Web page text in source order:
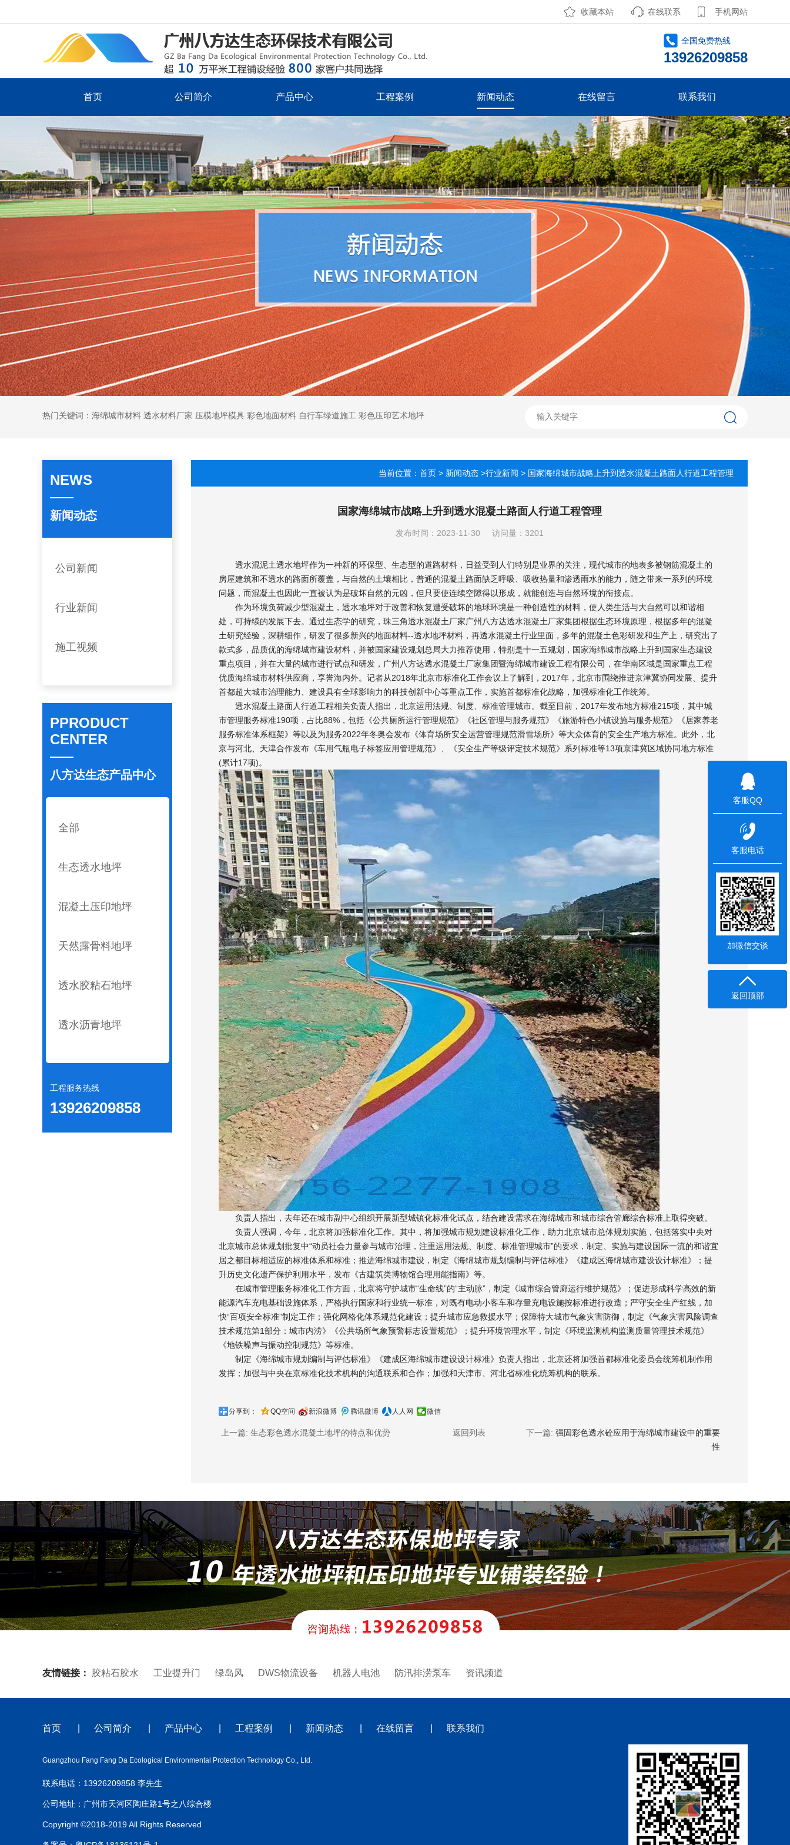
收藏本站 在线联系 手机网站
全国免费热线
13926209858
首页 公司简介 产品中心 工程案例 新闻动态 在线留言 联系我们
客服QQ
客服电话
加微信交谈
返回顶部
热门关键词：海绵城市材料 透水材料厂家 压模地坪模具 彩色地面材料 自行车绿道施工 彩色压印艺术地坪
NEWS
新闻动态
公司新闻
行业新闻
施工视频
PPRODUCT
CENTER
八方达生态产品中心
全部
生态透水地坪
混凝土压印地坪
天然露骨料地坪
透水胶粘石地坪
透水沥青地坪
工程服务热线
13926209858
当前位置：首页 > 新闻动态 >行业新闻 > 国家海绵城市战略上升到透水混凝土路面人行道工程管理
国家海绵城市战略上升到透水混凝土路面人行道工程管理
发布时间：2023-11-30 访问量：3201
透水混泥土透水地坪作为一种新的环保型、生态型的道路材料，日益受到人们特别是业界的关注，现代城市的地表多被钢筋混凝土的
房屋建筑和不透水的路面所覆盖，与自然的土壤相比，普通的混凝土路面缺乏呼吸、吸收热量和渗透雨水的能力，随之带来一系列的环境
问题，而混凝土也因此一直被认为是破坏自然的元凶，但只要使连续空隙得以形成，就能创造与自然环境的衔接点。
作为环境负荷减少型混凝土，透水地坪对于改善和恢复遭受破坏的地球环境是一种创造性的材料，使人类生活与大自然可以和谐相
处，可持续的发展下去。通过生态学的研究，珠三角透水混凝土厂家广州八方达透水混凝土厂家集团根据生态环境原理，根据多年的混凝
土研究经验，深耕细作，研发了很多新兴的地面材料--透水地坪材料，再透水混凝土行业里面，多年的混凝土色彩研发和生产上，研究出了
款式多，品质优的海绵城市建设材料，并被国家建设规划总局大力推荐使用，特别是十一五规划，国家海绵城市战略上升到国家生态建设
重点项目，并在大量的城市进行试点和研发，广州八方达透水混凝土厂家集团暨海绵城市建设工程有限公司，在华南区域是国家重点工程
优质海绵城市材料供应商，享誉海内外。记者从2018年北京市标准化工作会议上了解到，2017年，北京市围绕推进京津冀协同发展、提升
首都超大城市治理能力、建设具有全球影响力的科技创新中心等重点工作，实施首都标准化战略，加强标准化工作统筹。
透水混凝土路面人行道工程相关负责人指出，北京运用法规、制度、标准管理城市。截至目前，2017年发布地方标准215项，其中城
市管理服务标准190项，占比88%，包括《公共厕所运行管理规范》《社区管理与服务规范》《旅游特色小镇设施与服务规范》《居家养老
服务标准体系框架》等以及为服务2022年冬奥会发布《体育场所安全运营管理规范滑雪场所》等大众体育的安全生产地方标准。此外，北
京与河北、天津合作发布《车用气瓶电子标签应用管理规范》、《安全生产等级评定技术规范》系列标准等13项京津冀区域协同地方标准
(累计17项)。
负责人指出，去年还在城市副中心组织开展新型城镇化标准化试点，结合建设需求在海绵城市和城市综合管廊综合标准上取得突破。
负责人强调，今年，北京将加强标准化工作。其中，将加强城市规划建设标准化工作，助力北京城市总体规划实施，包括落实中央对
北京城市总体规划批复中“动员社会力量参与城市治理，注重运用法规、制度、标准管理城市”的要求，制定、实施与建设国际一流的和谐宜
居之都目标相适应的标准体系和标准；推进海绵城市建设，制定《海绵城市规划编制与评估标准》《建成区海绵城市建设设计标准》；提
升历史文化遗产保护利用水平，发布《古建筑类博物馆合理用能指南》等。
在城市管理服务标准化工作方面，北京将守护城市“生命线”的“主动脉”，制定《城市综合管廊运行维护规范》；促进形成科学高效的新
能源汽车充电基础设施体系，严格执行国家和行业统一标准，对既有电动小客车和存量充电设施按标准进行改造；严守安全生产红线，加
快“百项安全标准”制定工作；强化网格化体系规范化建设；提升城市应急救援水平；保障特大城市气象灾害防御，制定《气象灾害风险调查
技术规范第1部分：城市内涝》《公共场所气象预警标志设置规范》；提升环境管理水平，制定《环境监测机构监测质量管理技术规范》
《地铁噪声与振动控制规范》等标准。
制定《海绵城市规划编制与评估标准》《建成区海绵城市建设设计标准》负责人指出，北京还将加强首都标准化委员会统筹机制作用
发挥；加强与中央在京标准化技术机构的沟通联系和合作；加强和天津市、河北省标准化统筹机构的联系。
分享到： QQ空间 新浪微博 腾讯微博 人人网 微信
上一篇:生态彩色透水混凝土地坪的特点和优势 返回列表 下一篇: 强固彩色透水砼应用于海绵城市建设中的重要
性
友情链接： 胶粘石胶水 工业提升门 绿岛风 DWS物流设备 机器人电池 防汛排涝泵车 资讯频道
首页 公司简介 产品中心 工程案例 新闻动态 在线留言 联系我们
Guangzhou Fang Fang Da Ecological Environmental Protection Technology Co., Ltd.
联系电话：13926209858 李先生
公司地址：广州市天河区陶庄路1号之八综合楼
Copyright ©2018-2019 All Rights Reserved